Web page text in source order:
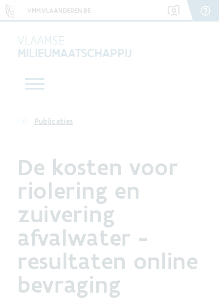
VMM.VLAANDEREN.BE
VLAAMSE
MILIEUMAATSCHAPPIJ
Publicaties
De kosten voor
riolering en
zuivering
afvalwater -
resultaten online
bevraging